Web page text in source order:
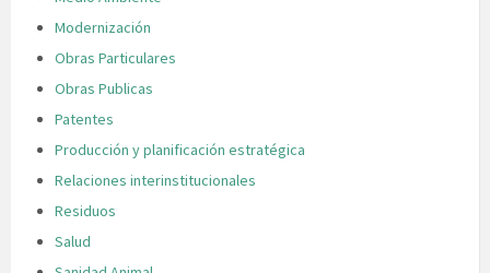
Modernización
Obras Particulares
Obras Publicas
Patentes
Producción y planificación estratégica
Relaciones interinstitucionales
Residuos
Salud